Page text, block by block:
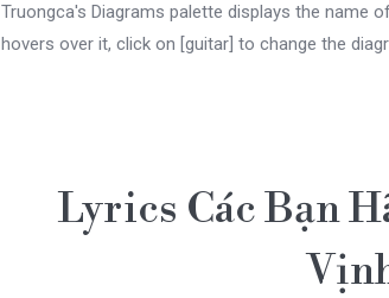
Truongca's Diagrams palette displays the name
hovers over it, click on [guitar] to change the
Lyrics Các Bạn